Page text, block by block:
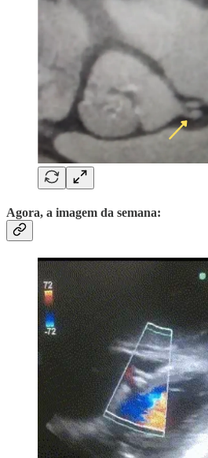
Agora, a imagem da semana: